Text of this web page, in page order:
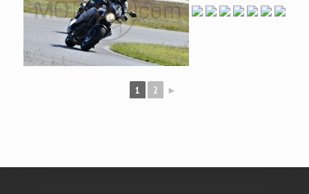
1 2 ►